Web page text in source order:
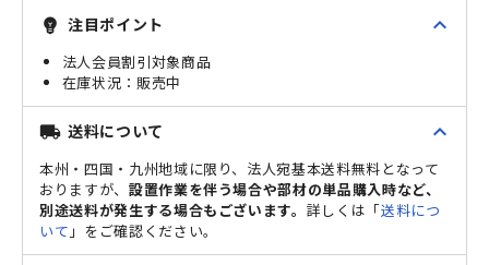
emoji_objects 注目ポイント expand_less
法人会員割引対象商品
販売中
local_shipping 送料について expand_less
本州・四国・九州地域に限り、法人宛基本送料無料となって
おりますが、 設置作業を伴う場合や部材の単品購入時など、
別途送料が発生する場合もございます。 詳しくは「送料につ
いて 」をご確認ください。